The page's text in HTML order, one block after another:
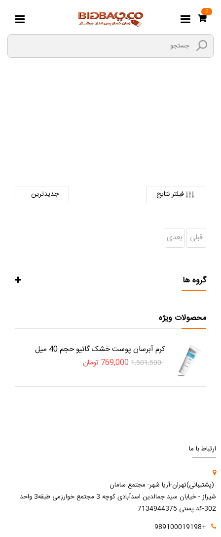
0
فیلتر نتایج
قبلی بعدی
گروه ها
محصولات ویژه
کرم آبرسان پوست خشک گاتیو حجم 40 میل
1,501,500
769,000 تومان
ارتباط با ما
(پشتیبانی)تهران-آریا شهر- مجتمع سامان
شیراز - خیابان سید جمالدین اسدآبادی کوچه 3 مجتمع خوارزمی طبقه3 واحد
302-کد پستی 7134944375
+989100019198